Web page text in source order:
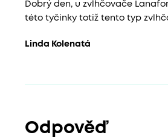
Dobrý den, u zvlhčovače
této tyčinky totiž tento typ
Linda Kolenatá
Odpověď